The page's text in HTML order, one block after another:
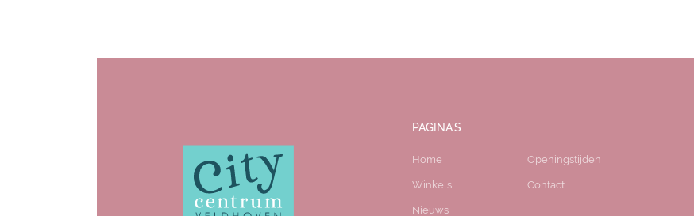
PAGINA'S
Home
Winkels
Nieuws
Openingstijden
Contact